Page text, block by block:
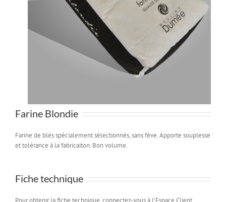
Farine Blondie
Farine de blés spécialement sélectionnés, sans fève. Apporte souplesse
et tolérance à la fabricaiton. Bon volume.
Fiche technique
Pour obtenir la fiche technique, connectez-vous à l’Espace Client.